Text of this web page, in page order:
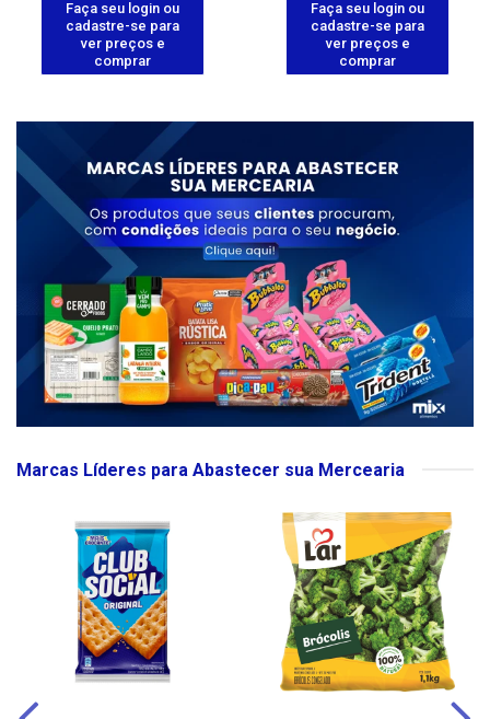
Faça seu login ou
cadastre-se para
ver preços e
comprar
Faça seu login ou
cadastre-se para
ver preços e
comprar
Marcas Líderes para Abastecer sua Mercearia